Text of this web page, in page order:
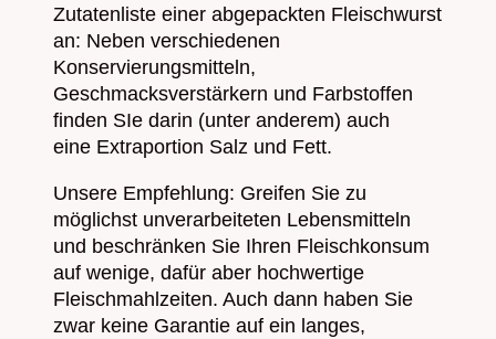
Zutatenliste einer abgepackten Fleischwurst
an: Neben verschiedenen
Konservierungsmitteln,
Geschmacksverstärkern und Farbstoffen
finden SIe darin (unter anderem) auch
eine Extraportion Salz und Fett.
Unsere Empfehlung: Greifen Sie zu
möglichst unverarbeiteten Lebensmitteln
und beschränken Sie Ihren Fleischkonsum
auf wenige, dafür aber hochwertige
Fleischmahlzeiten. Auch dann haben Sie
zwar keine Garantie auf ein langes,